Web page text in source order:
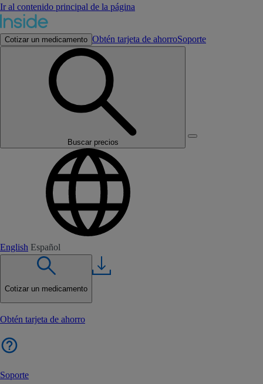
Ir al contenido principal de la página
Cotizar un medicamento Obtén tarjeta de ahorroSoporte
Buscar precios
English Español
Cotizar un medicamento
Obtén tarjeta de ahorro
Soporte